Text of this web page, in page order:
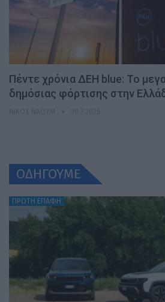
Πέντε χρόνια ΔΕΗ blue: Το
δημόσιας φόρτισης στην
ΟΔΗΓΟΥΜΕ
ΠΡΩΤΗ ΕΠΑΦΗ